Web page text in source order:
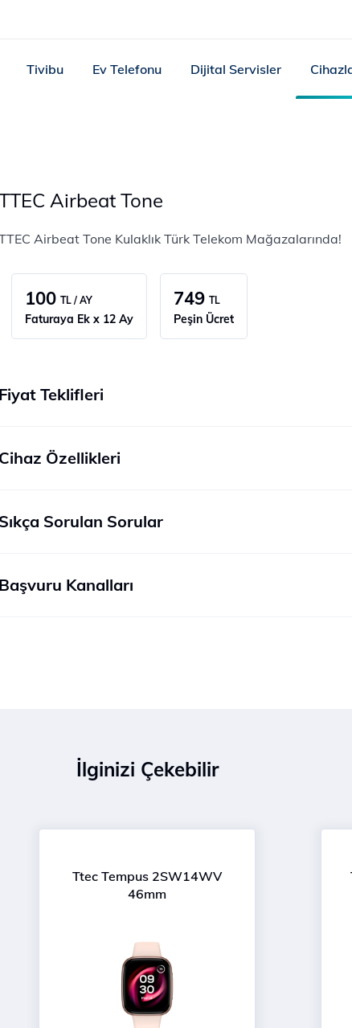
Tivibu Ev Telefonu Dijital Servisler
Airbeat Tone
Airbeat Tone Kulaklık Türk Telekom Mağazalarında!
100 TL / AY
Faturaya Ek x 12 Ay
749 TL
Peşin Ücret
Fiyat Teklifleri
Cihaz Özellikleri
Sıkça Sorulan Sorular
Başvuru Kanalları
İlginizi Çekebilir
Ttec Tempus 2SW14WV
46mm